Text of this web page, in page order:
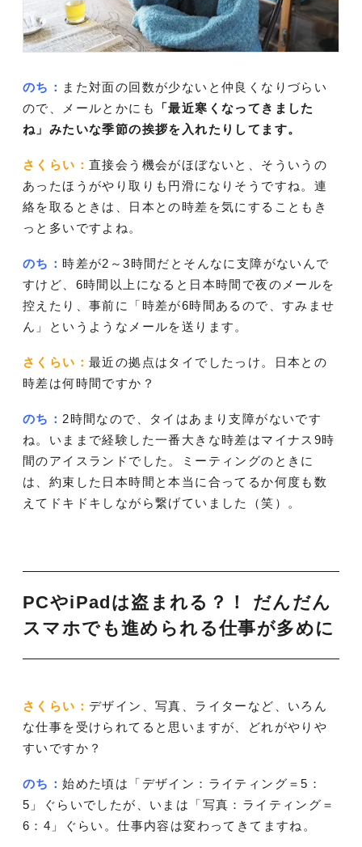
のち： また対面の回数が少ないと仲良くなりづらい
ので、メールとかにも
「最近寒くなってきました
ね」みたいな季節の挨拶を入れたりしてます。
さくらい： 直接会う機会がほぼないと、そういうの
あったほうがやり取りも円滑になりそうですね。連
絡を取るときは、日本との時差を気にすることもき
っと多いですよね。
のち：時差が2～3時間だとそんなに支障がないんで
すけど、6時間以上になると日本時間で夜のメールを
控えたり、事前に「時差が6時間あるので、すみませ
ん」というようなメールを送ります。
さくらい： 最近の拠点はタイでしたっけ。日本との
時差は何時間ですか？
のち： 2時間なので、タイはあまり支障がないです
ね。いままで経験した一番大きな時差はマイナス9時
間のアイスランドでした。ミーティングのときに
は、約束した日本時間と本当に合ってるか何度も数
えてドキドキしながら繋げていました（笑）。
PCやiPadは盗まれる？！ だんだん
スマホでも進められる仕事が多めに
さくらい： デザイン、写真、ライターなど、いろん
な仕事を受けられてると思いますが、どれがやりや
すいですか？
のち：始めた頃は「デザイン：ライティング＝5：
5」ぐらいでしたが、いまは「写真：ライティング＝
6：4」ぐらい。仕事内容は変わってきてますね。